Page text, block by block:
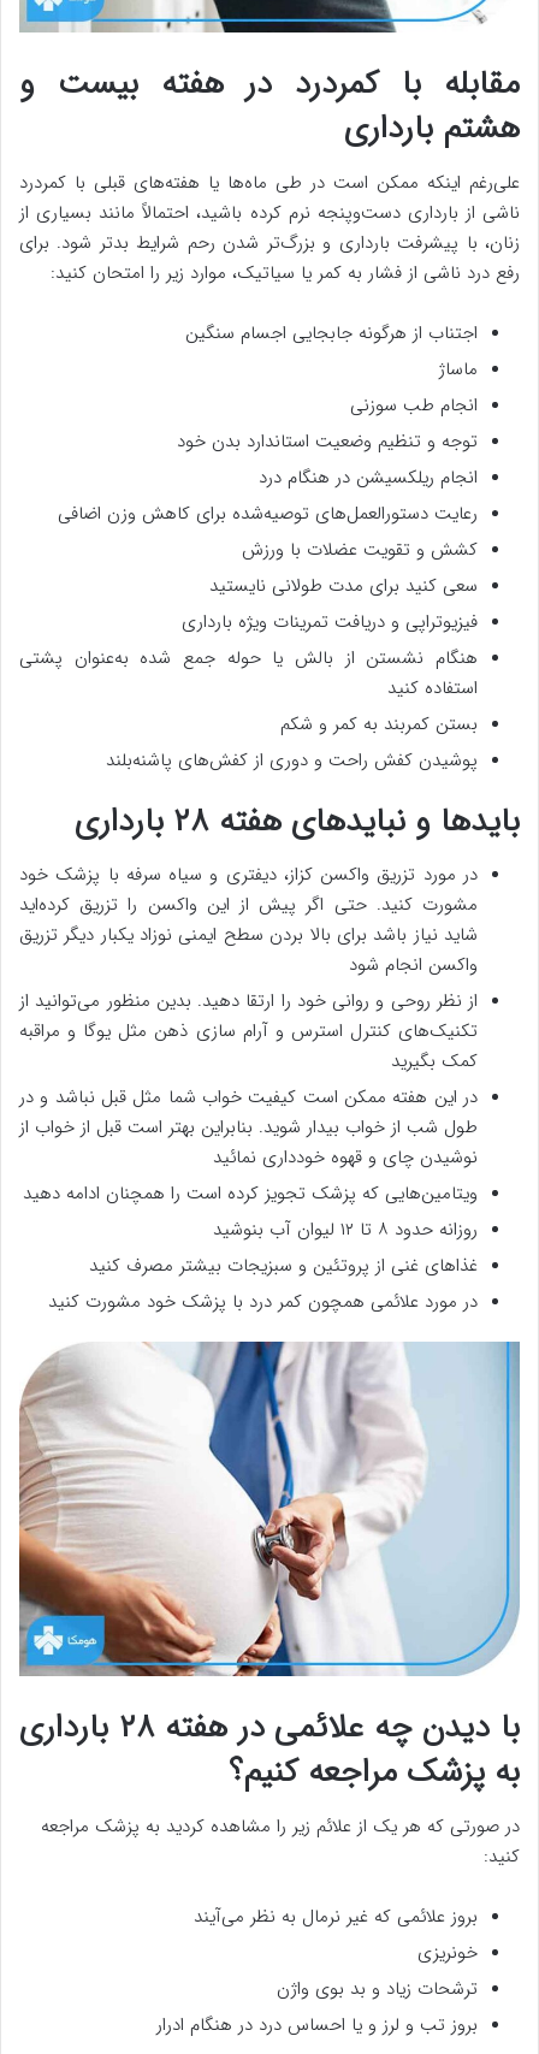
مقابله با کمردرد در هفته بیست و
هشتم بارداری
علی‌رغم اینکه ممکن است در طی ماه‌ها یا هفته‌های قبلی با کمردرد
ناشی از بارداری دست‌وپنجه نرم کرده باشید، احتمالاً مانند بسیاری از
زنان، با پیشرفت بارداری و بزرگ‌تر شدن رحم شرایط بدتر شود. برای
رفع درد ناشی از فشار به کمر یا سیاتیک، موارد زیر را امتحان کنید:
اجتناب از هرگونه جابجایی اجسام سنگین
ماساژ
انجام طب سوزنی
توجه و تنظیم وضعیت استاندارد بدن خود
انجام ریلکسیشن در هنگام درد
رعایت دستورالعمل‌های توصیه‌شده برای کاهش وزن اضافی
کشش و تقویت عضلات با ورزش
سعی کنید برای مدت طولانی نایستید
فیزیوتراپی و دریافت تمرینات ویژه بارداری
هنگام نشستن از بالش یا حوله جمع شده به‌عنوان پشتی
استفاده کنید
بستن کمربند به کمر و شکم
پوشیدن کفش راحت و دوری از کفش‌های پاشنه‌بلند
بایدها و نبایدهای هفته ۲۸ بارداری
در مورد تزریق واکسن کزاز، دیفتری و سیاه سرفه با پزشک خود
مشورت کنید. حتی اگر پیش از این واکسن را تزریق کرده‌اید
شاید نیاز باشد برای بالا بردن سطح ایمنی نوزاد یکبار دیگر تزریق
واکسن انجام شود
از نظر روحی و روانی خود را ارتقا دهید. بدین منظور می‌توانید از
تکنیک‌های کنترل استرس و آرام سازی ذهن مثل یوگا و مراقبه
کمک بگیرید
در این هفته ممکن است کیفیت خواب شما مثل قبل نباشد و در
طول شب از خواب بیدار شوید. بنابراین بهتر است قبل از خواب از
نوشیدن چای و قهوه خودداری نمائید
ویتامین‌هایی که پزشک تجویز کرده است را همچنان ادامه دهید
روزانه حدود ۸ تا ۱۲ لیوان آب بنوشید
غذاهای غنی از پروتئین و سبزیجات بیشتر مصرف کنید
در مورد علائمی همچون کمر درد با پزشک خود مشورت کنید
با دیدن چه علائمی در هفته ۲۸ بارداری
به پزشک مراجعه کنیم؟
در صورتی که هر یک از علائم زیر را مشاهده کردید به پزشک مراجعه
کنید:
بروز علائمی که غیر نرمال به نظر می‌آیند
خونریزی
ترشحات زیاد و بد بوی واژن
بروز تب و لرز و یا احساس درد در هنگام ادرار